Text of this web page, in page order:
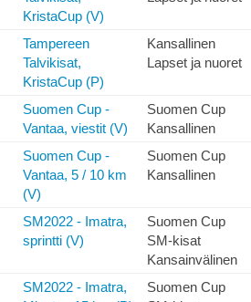
KristaCup (V)
Tampereen
Talvikisat,
KristaCup (P)
Kansallinen
Lapset ja nuoret
Suomen Cup -
Vantaa, viestit (V)
Suomen Cup
Kansallinen
Suomen Cup -
Vantaa, 5 / 10 km
(V)
Suomen Cup
Kansallinen
SM2022 - Imatra,
sprintti (V)
Suomen Cup
SM-kisat
Kansainvälinen
SM2022 - Imatra,
Suomen Cup